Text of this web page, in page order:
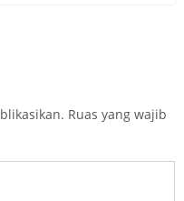
Ruas yang wajib